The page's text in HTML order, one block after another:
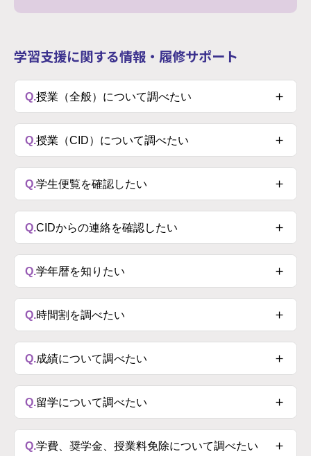
学習⽀援に関する情報・履修サポート
Q.授業（全般）について調べたい ＋
→⼤学HP（授業について）
Q.授業（CID）について調べたい ＋
→ 学生便覧（PDF）
Q.学⽣便覧を確認したい ＋
→ 学生便覧（PDF）
Q.CIDからの連絡を確認したい ＋
→ CIDからの連絡は基本Webclassから⾏います。
Webclassから確認してください。
Webclass
Q.学年暦を知りたい ＋
学年暦 PDFファイル
Q.時間割を調べたい ＋
時間割 PDFファイル
Q.成績について調べたい ＋
→ ⼤学CAMPUSSQUARE
Q.留学について調べたい ＋
→ 海外留学
Q.学費、奨学⾦、授業料免除について調べたい ＋